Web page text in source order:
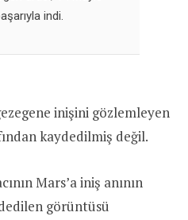
indi.
inişini gözlemleyen
kaydedilmiş değil.
Mars’a iniş anının
görüntüsü